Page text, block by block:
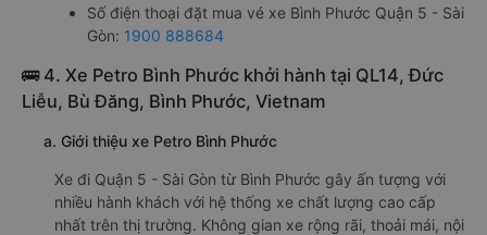
Số điện thoại đặt mua vé xe Bình Phước Quận 5 - Sài
Gòn: 1900 888684
🚌 4. Xe Petro Bình Phước khởi hành tại QL14, Đức
Liễu, Bù Đăng, Bình Phước, Vietnam
a. Giới thiệu xe Petro Bình Phước
Xe đi Quận 5 - Sài Gòn từ Bình Phước gây ấn tượng với
nhiều hành khách với hệ thống xe chất lượng cao cấp
nhất trên thị trường. Không gian xe rộng rãi, thoải mái, nội